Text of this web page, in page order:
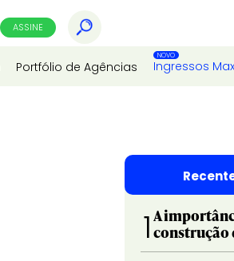
ASSINE
Portfólio de Agências Ingressos
1 A
construção